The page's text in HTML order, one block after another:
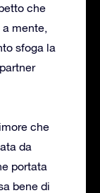
che
mente,
sfoga la
che
da
portata
bene di